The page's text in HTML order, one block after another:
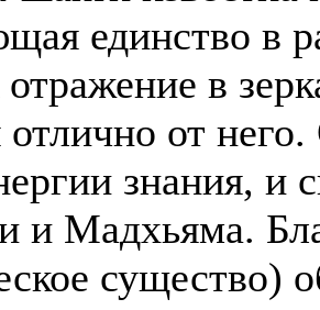
единство в
отражение в
от
знания, и
и Мадхьяма.
существо)